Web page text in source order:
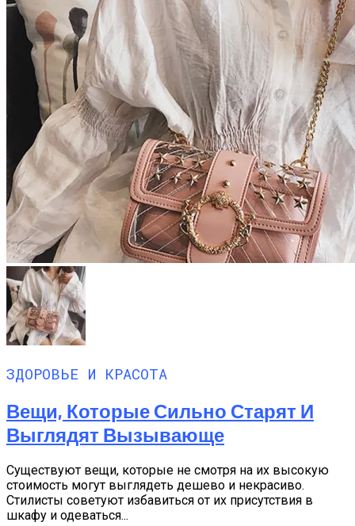
ЗДОРОВЬЕ И КРАСОТА
Вещи, Которые Сильно Старят И
Выглядят Вызывающе
Существуют вещи, которые не смотря на их высокую
стоимость могут выглядеть дешево и некрасиво.
Стилисты советуют избавиться от их присутствия в
шкафу и одеваться...